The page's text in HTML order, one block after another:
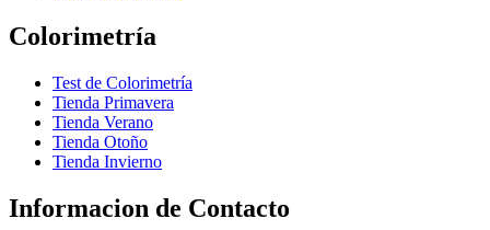
Colorimetría
Test de Colorimetría
Tienda Primavera
Tienda Verano
Tienda Otoño
Tienda Invierno
Informacion de Contacto